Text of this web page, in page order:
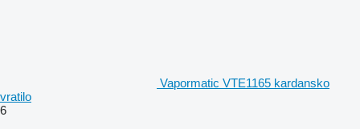
Vapormatic VTE1165 kardansko
vratilo
6